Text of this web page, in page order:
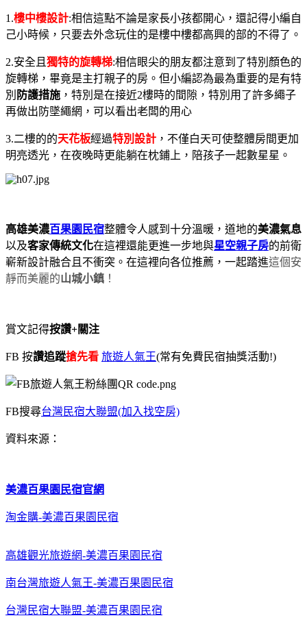
1.樓中樓設計:相信這點不論是家長小孩都開心，還記得小編自
己小時候，只要去外念玩住的是樓中樓都高興的部的不得了。
2.安全且 獨特的旋轉梯:相信眼尖的朋友都注意到了特別顏色的
旋轉梯，畢竟是主打親子的房。但小編認為最為重要的是有特
別 防護措施 ，特別是在接近2樓時的間隙，特別用了許多繩子
再做出防墜繩網，可以看出老闆的用心
3.二樓的的天花板經過特別設計 ，不僅白天可使整體房間更加
明亮透光，在夜晚時更能躺在枕鋪上，陪孩子一起數星星。
高雄美濃百果園民宿整體令人感到十分溫暖，道地的美濃氣息
以及客家傳統文化在這裡還能更進一步地與星空親子房的前衛
嶄新設計融合且不衝突。在這裡向各位推薦，一起踏進這個安
靜而美麗的山城小鎮 ！
賞文記得按讚+關注
FB 按讚追蹤搶先看 旅遊人氣王(常有免費民宿抽獎活動!)
FB搜尋台灣民宿大聯盟(加入找空房)
資料來源：
美濃百果園民宿官網
淘金購-美濃百果園民宿
高雄觀光旅遊網-美濃百果園民宿
南台灣旅遊人氣王-美濃百果園民宿
台灣民宿大聯盟-美濃百果園民宿